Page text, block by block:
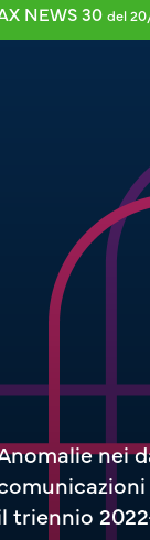
NEWS 30 del
nei
triennio